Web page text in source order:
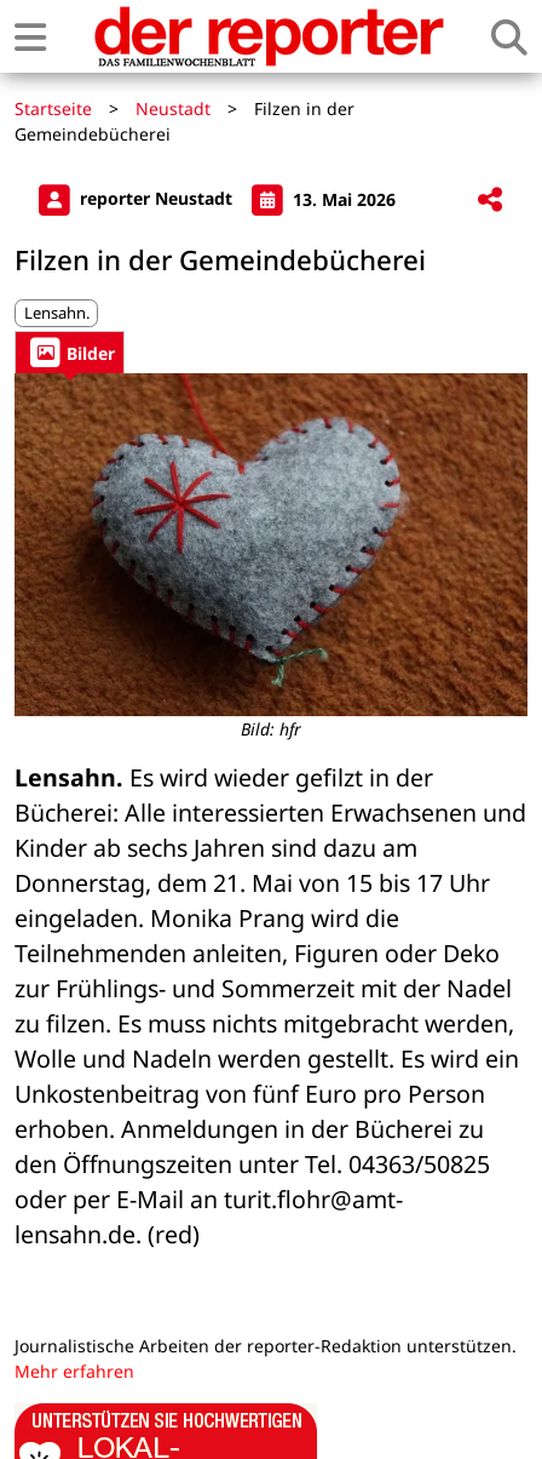
Startseite > Neustadt >
Filzen in der
Gemeindebücherei
reporter Neustadt 13. Mai 2026
Filzen in der Gemeindebücherei
Lensahn.
Bilder
Bild: hfr
Lensahn. Es wird wieder gefilzt in der
Bücherei: Alle interessierten Erwachsenen und
Kinder ab sechs Jahren sind dazu am
Donnerstag, dem 21. Mai von 15 bis 17 Uhr
eingeladen. Monika Prang wird die
Teilnehmenden anleiten, Figuren oder Deko
zur Frühlings- und Sommerzeit mit der Nadel
zu filzen. Es muss nichts mitgebracht werden,
Wolle und Nadeln werden gestellt. Es wird ein
Unkostenbeitrag von fünf Euro pro Person
erhoben. Anmeldungen in der Bücherei zu
den Öffnungszeiten unter Tel. 04363/50825
oder per E-Mail an turit.flohr@amt-
lensahn.de. (red)
Journalistische Arbeiten der reporter-Redaktion unterstützen.
Mehr erfahren